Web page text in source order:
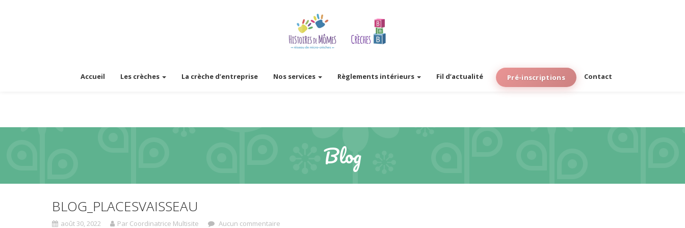
Accueil Les crèches La crèche d’entreprise Nos services Règlements intérieurs Fil d’actualité Pré-inscriptions Contact
Blog
BLOG_PLACESVAISSEAU
août 30, 2022 Par Coordinatrice Multisite Aucun commentaire